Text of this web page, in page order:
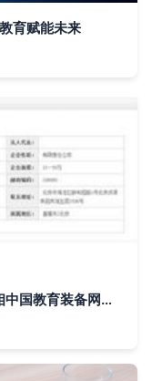
育赋能未来
康智达携数字绘画软硬件全栈方案亮相中国教育装备网，深耕教育软件开发赋能美育数字化